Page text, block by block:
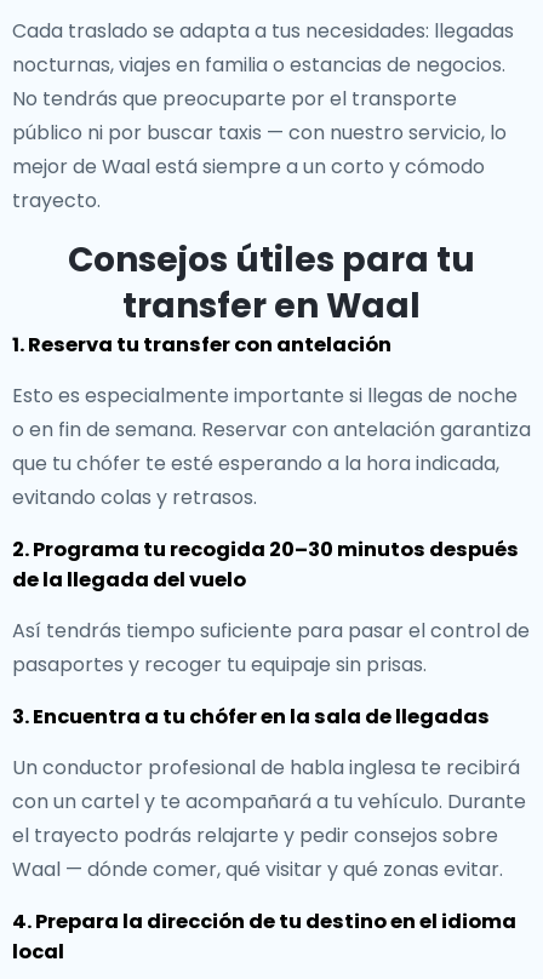
Cada traslado se adapta a tus necesidades: llegadas
nocturnas, viajes en familia o estancias de negocios.
No tendrás que preocuparte por el transporte
público ni por buscar taxis — con nuestro servicio, lo
mejor de Waal está siempre a un corto y cómodo
trayecto.
Consejos útiles para tu
transfer en Waal
1. Reserva tu transfer con antelación
Esto es especialmente importante si llegas de noche
o en fin de semana. Reservar con antelación garantiza
que tu chófer te esté esperando a la hora indicada,
evitando colas y retrasos.
2. Programa tu recogida 20–30 minutos después
de la llegada del vuelo
Así tendrás tiempo suficiente para pasar el control de
pasaportes y recoger tu equipaje sin prisas.
3. Encuentra a tu chófer en la sala de llegadas
Un conductor profesional de habla inglesa te recibirá
con un cartel y te acompañará a tu vehículo. Durante
el trayecto podrás relajarte y pedir consejos sobre
Waal — dónde comer, qué visitar y qué zonas evitar.
4. Prepara la dirección de tu destino en el idioma
local